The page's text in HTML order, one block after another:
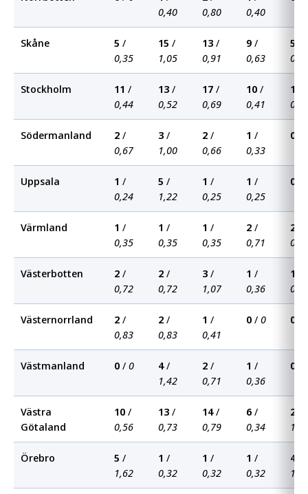
0,40
0,80
0,40
Skåne 5 /
0,35
15 /
1,05
13 /
0,91
9 /
0,63
5
Stockholm 11 /
0,44
13 /
0,52
17 /
0,69
10 /
0,41
11
Södermanland 2 /
0,67
3 /
1,00
2 /
0,66
1 /
0,33
0
Uppsala 1 /
0,24
5 /
1,22
1 /
0,25
1 /
0,25
0
Värmland 1 /
0,35
1 /
0,35
1 /
0,35
2 /
0,71
2
Västerbotten 2 /
0,72
2 /
0,72
3 /
1,07
1 /
0,36
1
Västernorrland 2 /
0,83
2 /
0,83
1 /
0,41
0 / 0 0
Västmanland 0 / 0 4/
1,42
2 /
0,71
1 /
0,36
0
Västra
Götaland
10 /
0,56
13 /
0,73
14/
0,79
6 /
0,34
20
Örebro 5 /
1,62
1 /
0,32
1 /
0,32
1 /
0,32
4